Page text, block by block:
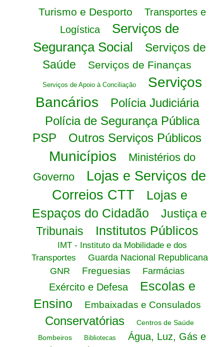
Turismo e Desporto
Transportes e
Logística
Serviços de
Segurança Social
Serviços de
Saúde
Serviços de Finanças
Serviços de Apoio à Conciliação
Serviços
Bancários
Polícia Judiciária
Polícia de Segurança Pública
PSP
Outros Serviços Públicos
Municípios
Ministérios do
Governo
Lojas e Serviços de
Correios CTT
Lojas e
Espaços do Cidadão
Justiça e
Tribunais
Institutos Públicos
IMT - Instituto da Mobilidade e dos
Transportes
Guarda Nacional Republicana
GNR
Freguesias Farmácias
Exército e Defesa
Escolas e
Ensino
Embaixadas e Consulados
Conservatórias
Centros de Saúde
Bombeiros
Bibliotecas
Água, Luz, Gás e